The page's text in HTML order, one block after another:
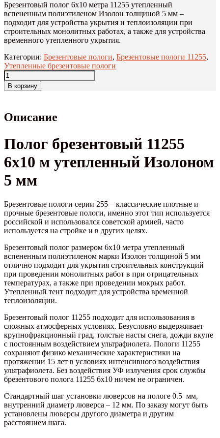
Брезентовый полог 6х10 метра 11255 утепленный
вспененным полиэтиленом Изолон толщиной 5 мм –
подходит для устройства укрытия и теплоизоляции при
строительных монолитных работах, а также для устройства
временного утепленного укрытия.
Категории: Брезентовые пологи, Брезентовые пологи 11255,
Утепленные брезентовые пологи
В корзину
Описание
Полог брезентовый 11255
6х10 м утепленный Изолоном
5 мм
Брезентовые пологи серии 255 – классические плотные и
прочные брезентовые пологи, именно этот тип используется
российской и использовался советской армией, часто
используется на стройке и в других целях.
Брезентовый полог размером 6х10 метра утепленный
вспененным полиэтиленом марки Изолон толщиной 5 мм
отлично подходит для укрытия строительных конструкций
при проведении монолитных работ в при отрицательных
температурах, а также при проведении мокрых работ.
Утепленный тент подходит для устройства временной
теплоизоляции.
Брезентовый полог 11255 подходит для использования в
сложных атмосферных условиях. Безусловно выдерживает
крупнофракционный град, толстые насты снега, дожди вкупе
с постоянным воздействием ультрафиолета. Пологи 11255
сохраняют физико механические характеристики на
протяжении 15 лет в условиях интенсивного воздействия
ультрафиолета. Без воздействия УФ излучения срок службы
брезентового полога 11255 6х10 ничем не ограничен.
Стандартный шаг установки люверсов на пологе 0.5 мм,
внутренний диаметр люверса – 12 мм. По заказу могут быть
установлены люверсы другого диаметра и другим
расстоянием шага.